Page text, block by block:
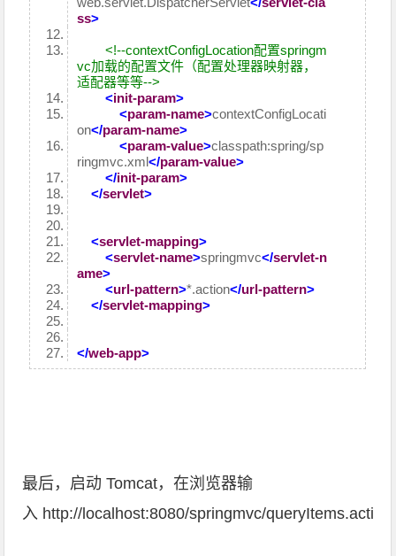
ss>
<!--contextConfigLocation配置springm
vc加载的配置文件（配置处理器映射器，
适配器等等-->
<init-param>
<param-name>contextConfigLocati
on</param-name>
<param-value>classpath:spring/sp
ringmvc.xml</param-value>
</init-param>
</servlet>
<servlet-mapping>
<servlet-name>springmvc</servlet-n
ame>
<url-pattern>*.action</url-pattern>
</servlet-mapping>
</web-app>
最后，启动 Tomcat，在浏览器输
入 http://localhost:8080/springmvc/queryItems.action